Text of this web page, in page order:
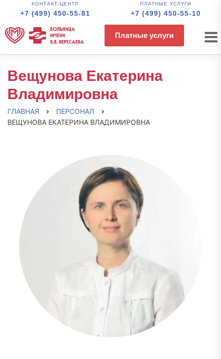
КОНТАКТ-ЦЕНТР
+7 (499) 450-55-81
ПЛАТНЫЕ УСЛУГИ
+7 (499) 450-55-10
Платные услуги
Вещунова Екатерина
Владимировна
ГЛАВНАЯ
ПЕРСОНАЛ
ВЕЩУНОВА ЕКАТЕРИНА ВЛАДИМИРОВНА